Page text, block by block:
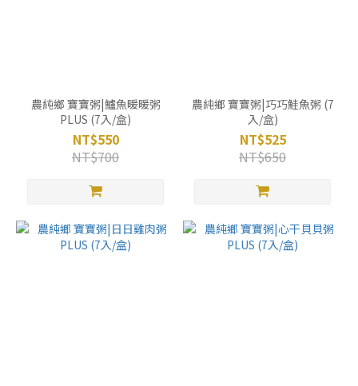
農純鄉 寶寶粥|鱸魚暖暖粥
PLUS (7入/盒)
NT$550
NT$700
農純鄉 寶寶粥|巧巧鮭魚粥 (7
入/盒)
NT$525
NT$650